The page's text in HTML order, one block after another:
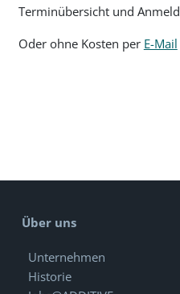
Terminübersicht und
Oder ohne Kosten per E-Mail
Über uns
Unternehmen
Historie